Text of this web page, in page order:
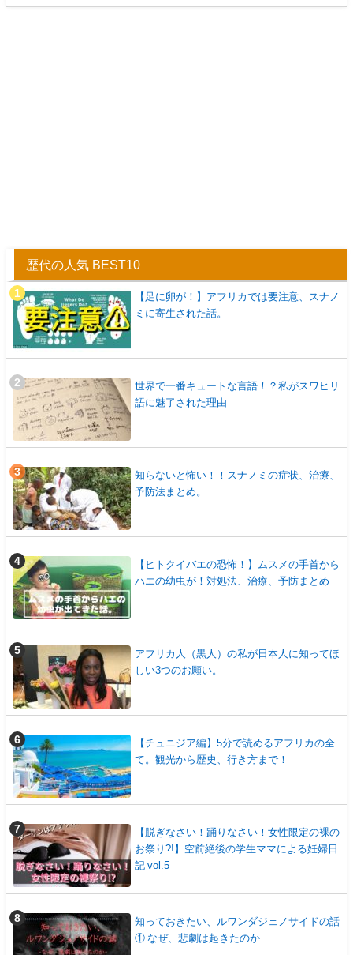
歴代の人気 BEST10
【足に卵が！】アフリカでは要注意、スナノ
ミに寄生された話。
世界で一番キュートな言語！？私がスワヒリ
語に魅了された理由
知らないと怖い！！スナノミの症状、治療、
予防法まとめ。
【ヒトクイバエの恐怖！】ムスメの手首から
ハエの幼虫が！対処法、治療、予防まとめ
アフリカ人（黒人）の私が日本人に知ってほ
しい3つのお願い。
【チュニジア編】5分で読めるアフリカの全
て。観光から歴史、行き方まで！
【脱ぎなさい！踊りなさい！女性限定の裸の
お祭り?!】空前絶後の学生ママによる妊婦日
記 vol.5
知っておきたい、ルワンダジェノサイドの話
① なぜ、悲劇は起きたのか